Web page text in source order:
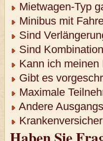
Mietwagen-Typ
Minibus mit
Sind
Sind
Kann ich meinen
Gibt es
Maximale
Andere